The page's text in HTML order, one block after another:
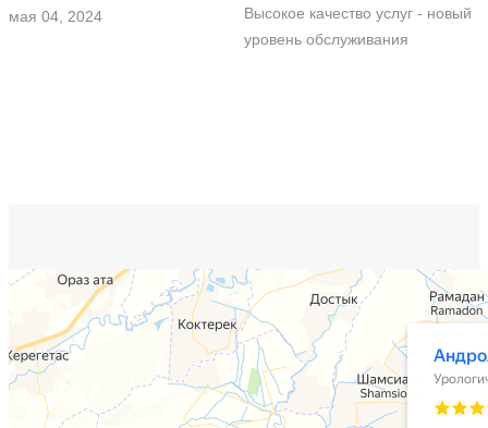
мая 04, 2024
Высокое качество услуг - новый
уровень обслуживания